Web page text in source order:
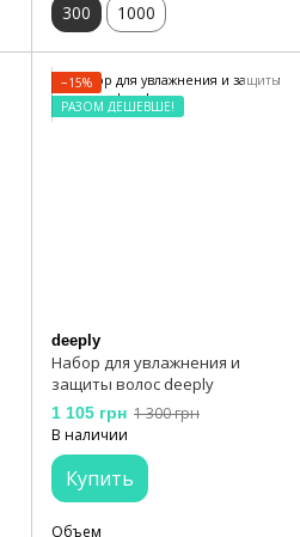
300 1000
−15%
РАЗОМ ДЕШЕВШЕ!
deeply
Набор для увлажнения и
защиты волос deeply
1 105 грн 1 300 грн
В наличии
Купить
Объем